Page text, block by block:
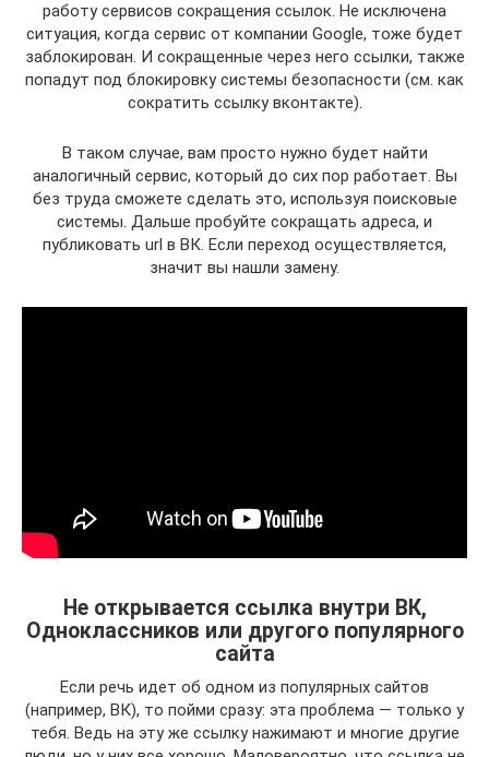
работу сервисов сокращения ссылок. Не исключена
ситуация, когда сервис от компании Google, тоже будет
заблокирован. И сокращенные через него ссылки, также
попадут под блокировку системы безопасности (см. как
сократить ссылку вконтакте).
В таком случае, вам просто нужно будет найти
аналогичный сервис, который до сих пор работает. Вы
без труда сможете сделать это, используя поисковые
системы. Дальше пробуйте сокращать адреса, и
публиковать url в ВК. Если переход осуществляется,
значит вы нашли замену.
Не открывается ссылка внутри ВК,
Одноклассников или другого популярного
сайта
Если речь идет об одном из популярных сайтов
(например, ВК), то пойми сразу: эта проблема — только у
тебя. Ведь на эту же ссылку нажимают и многие другие